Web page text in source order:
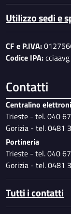
Utilizzo sedi e
CF e P.IVA:
Codice IPA:cciaavg
Contatti
Centralino
Trieste - tel. 040
Gorizia - tel. 0481
Portineria
Trieste - tel. 040
Gorizia - tel. 0481
Tutti i contatti